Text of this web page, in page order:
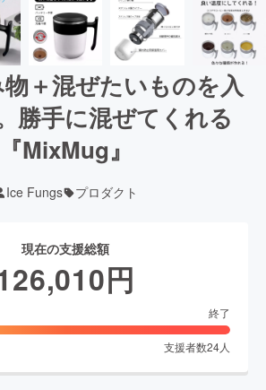
＋混ぜたいものを入
勝手に混ぜてくれる
『MixMug』
Ice Fungs プロダクト
現在の支援総額
円
終了
支援者数24人